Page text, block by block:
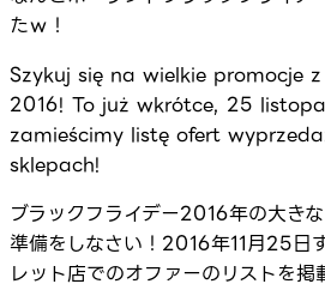
たｗ！
Szykuj się na wielkie promocje
2016! To już wkrótce, 25
zamieścimy listę ofert
sklepach!
ブラックフライデー2016年の大き
準備をしなさい！2016年11月25日
レット店でのオファーのリストを掲